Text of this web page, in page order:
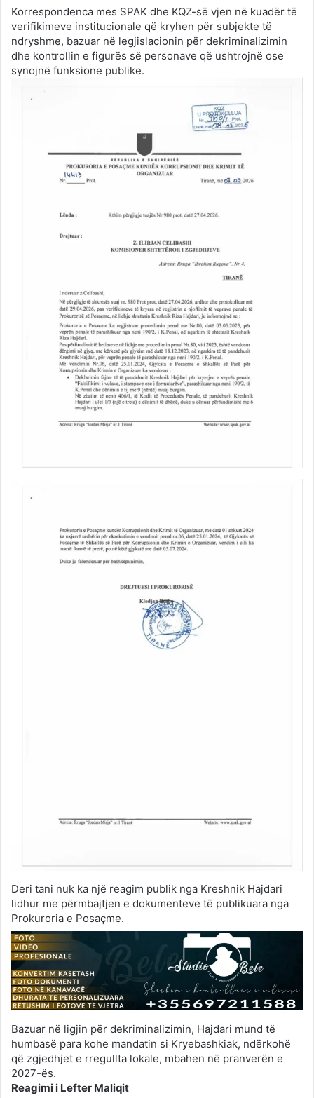
Korrespondenca mes SPAK dhe KQZ-së vjen në kuadër të
verifikimeve institucionale që kryhen për subjekte të
ndryshme, bazuar në legjislacionin për dekriminalizimin
dhe kontrollin e figurës së personave që ushtrojnë ose
synojnë funksione publike.
Deri tani nuk ka një reagim publik nga Kreshnik Hajdari
lidhur me përmbajtjen e dokumenteve të publikuara nga
Prokuroria e Posaçme.
Bazuar në ligjin për dekriminalizimin, Hajdari mund të
humbasë para kohe mandatin si Kryebashkiak, ndërkohë
që zgjedhjet e rregullta lokale, mbahen në pranverën e
2027-ës.
Reagimi i Lefter Maliqit